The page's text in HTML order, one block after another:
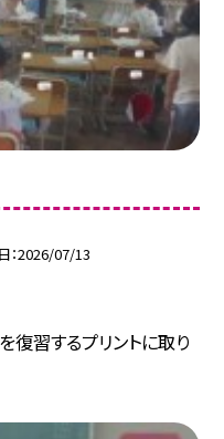
2026/07/13
復習するプリントに取り